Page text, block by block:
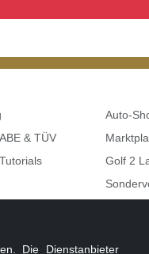
& TÜV
Auto-
Golf 2
Die Dienstanbieter